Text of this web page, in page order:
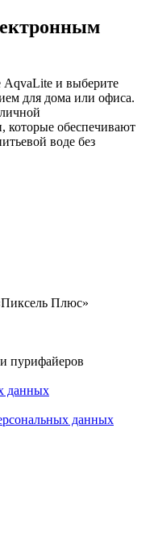
AqvaLite и выберите
для дома или офиса.
которые обеспечивают
воде без
пурифайеров
данных
данных